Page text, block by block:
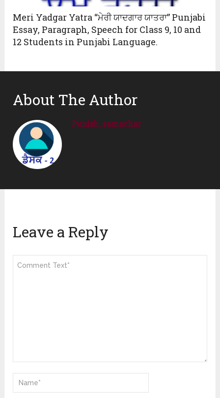
Meri Yadgar Yatra “ਮੇਰੀ ਯਾਦਗਾਰ ਯਾਤਰਾ” Punjabi
Essay, Paragraph, Speech for Class 9, 10 and
12 Students in Punjabi Language.
About The Author
Punjab_samachar
Leave a Reply